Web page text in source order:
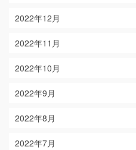
2022年12月
2022年11月
2022年10月
2022年9月
2022年8月
2022年7月